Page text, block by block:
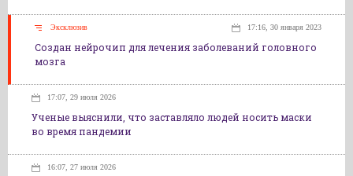
Эксклюзив 17:16, 30 января 2023
Создан нейрочип для лечения заболеваний головного
мозга
17:07, 29 июля 2026
Ученые выяснили, что заставляло людей носить маски
во время пандемии
16:07, 27 июля 2026